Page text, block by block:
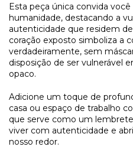
Esta peça única convida
humanidade, destacando a
autenticidade que residem
coração exposto simboliza a
verdadeiramente, sem
disposição de ser vulnerável
opaco.
Adicione um toque de
casa ou espaço de trabalho
que serve como um
viver com autenticidade e
nosso redor.